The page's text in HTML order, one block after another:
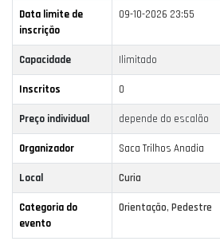
Data limite de
inscrição
09-10-2026 23:55
Capacidade Ilimitado
Inscritos 0
Preço individual depende do escalão
Organizador Saca Trilhos Anadia
Local Curia
Categoria do
evento
Orientação, Pedestre